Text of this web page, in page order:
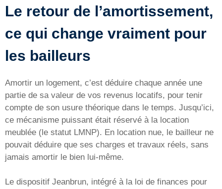
Le retour de l’amortissement,
ce qui change vraiment pour
les bailleurs
Amortir un logement, c’est déduire chaque année une
partie de sa valeur de vos revenus locatifs, pour tenir
compte de son usure théorique dans le temps. Jusqu’ici,
ce mécanisme puissant était réservé à la location
meublée (le statut LMNP). En location nue, le bailleur ne
pouvait déduire que ses charges et travaux réels, sans
jamais amortir le bien lui-même.
Le dispositif Jeanbrun, intégré à la loi de finances pour